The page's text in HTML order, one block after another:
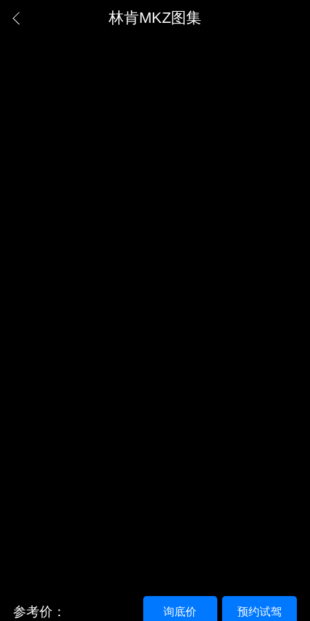
林肯MKZ图集
参考价： 预约试驾
询底价